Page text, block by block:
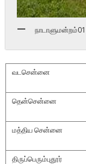
நாடாளுமன்றம்01
வடசென்னை
தென்சென்னை
மத்திய சென்னை
திருப்பெரும்புதூர்